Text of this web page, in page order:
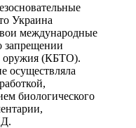
Украина
международные
запрещении
оружия (КБТО).
осуществляла
биологического